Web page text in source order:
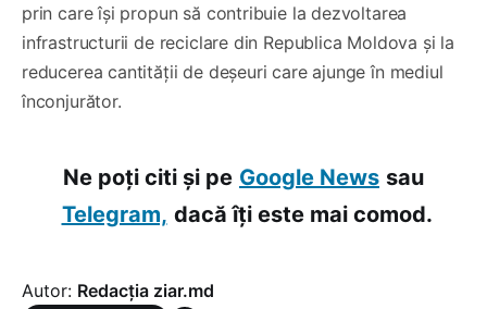
prin care își propun să contribuie la dezvoltarea
infrastructurii de reciclare din Republica Moldova și la
reducerea cantității de deșeuri care ajunge în mediul
înconjurător.
Ne poți citi și pe Google News sau
Telegram, dacă îți este mai comod.
Autor: Redacția ziar.md